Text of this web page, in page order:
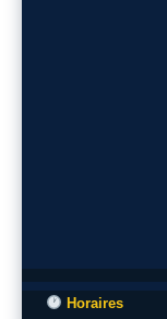
Horaires